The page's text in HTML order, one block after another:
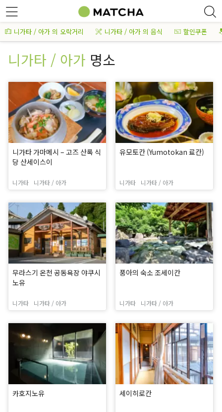
니가타 / 아가 의 오락거리 니가타 / 아가 의 음식 할인쿠폰
니가타 / 아가 명소
니가타 가마메시 – 고즈 산록 식
당 산세이스이
니가타 니가타 / 아가
유모토칸 (Yumotokan 료칸)
니가타 니가타 / 아가
무라스기 온천 공동욕장 야쿠시
노유
니가타 니가타 / 아가
풍아의 숙소 조세이칸
니가타 니가타 / 아가
카호지노유 세이히로칸